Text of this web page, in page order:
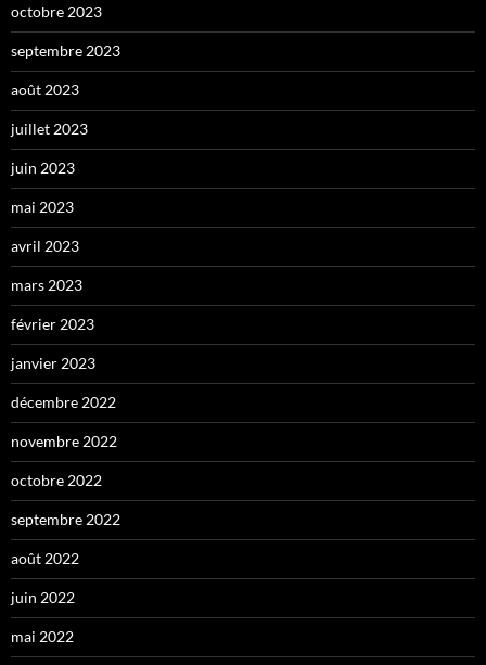
octobre 2023
septembre 2023
août 2023
juillet 2023
juin 2023
mai 2023
avril 2023
mars 2023
février 2023
janvier 2023
décembre 2022
novembre 2022
octobre 2022
septembre 2022
août 2022
juin 2022
mai 2022